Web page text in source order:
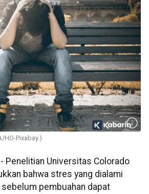
HO-Pixabay.)
Penelitian Universitas Colorado
bahwa stres yang dialami
pembuahan dapat